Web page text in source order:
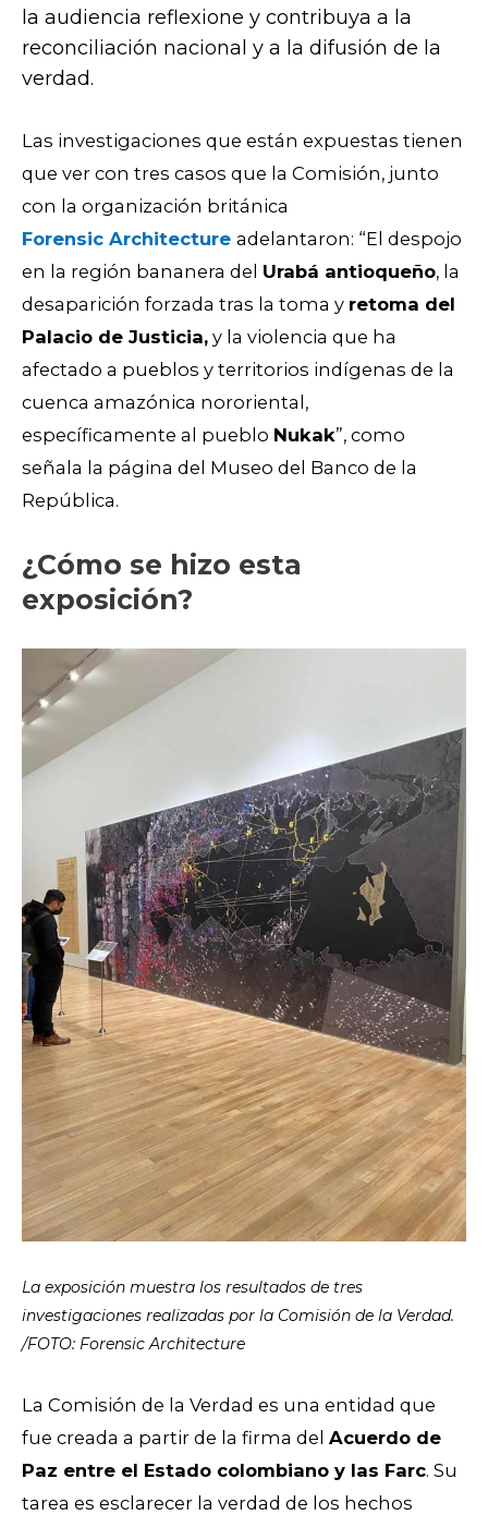
la audiencia reflexione y contribuya a la
reconciliación nacional y a la difusión de la
verdad.
Las investigaciones que están expuestas tienen
que ver con tres casos que la Comisión, junto
con la organización británica
Forensic Architecture adelantaron: “El despojo
en la región bananera del Urabá antioqueño, la
desaparición forzada tras la toma y retoma del
Palacio de Justicia, y la violencia que ha
afectado a pueblos y territorios indígenas de la
cuenca amazónica nororiental,
específicamente al pueblo Nukak”, como
señala la página del Museo del Banco de la
República.
¿Cómo se hizo esta
exposición?
La exposición muestra los resultados de tres
investigaciones realizadas por la Comisión de la Verdad.
/FOTO: Forensic Architecture
La Comisión de la Verdad es una entidad que
fue creada a partir de la firma del Acuerdo de
Paz entre el Estado colombiano y las Farc. Su
tarea es esclarecer la verdad de los hechos